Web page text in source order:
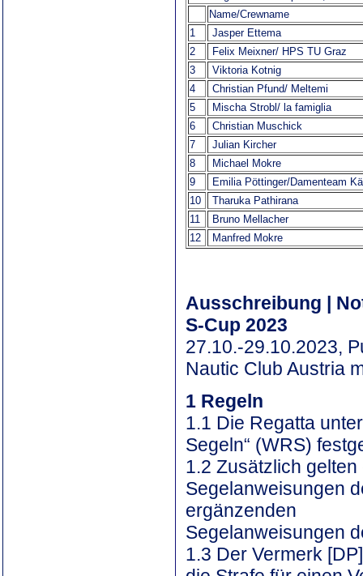
Name/Crewname
1
Jasper Ettema
2
Felix Meixner/ HPS TU Graz
3
Viktoria Kotnig
4
Christian Pfund/ Meltemi
5
Mischa Strobl/ la famiglia
6
Christian Muschick
7
Julian Kircher
8
Michael Mokre
9
Emilia Pöttinger/Damenteam
10
Tharuka Pathirana
11
Bruno Mellacher
12
Manfred Mokre
Ausschreibung |
S-Cup 2023
27.10.-29.10.2023,
Nautic Club Austria
1 Regeln
1.1 Die Regatta
Segeln“ (WRS)
1.2 Zusätzlich
Segelanweisungen
ergänzenden
Segelanweisungen
1.3 Der Vermerk